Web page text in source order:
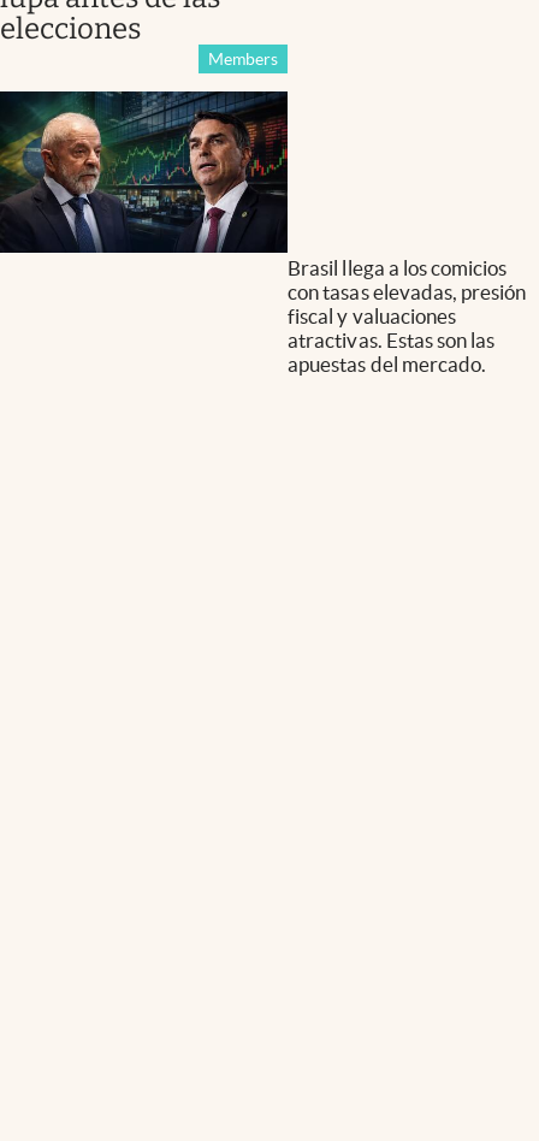
elecciones
Members
Brasil llega a los comicios
con tasas elevadas, presión
fiscal y valuaciones
atractivas. Estas son las
apuestas del mercado.